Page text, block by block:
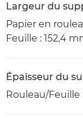
Largeur du
Papier en
Feuille : 152,4
Épaisseur du
Rouleau/